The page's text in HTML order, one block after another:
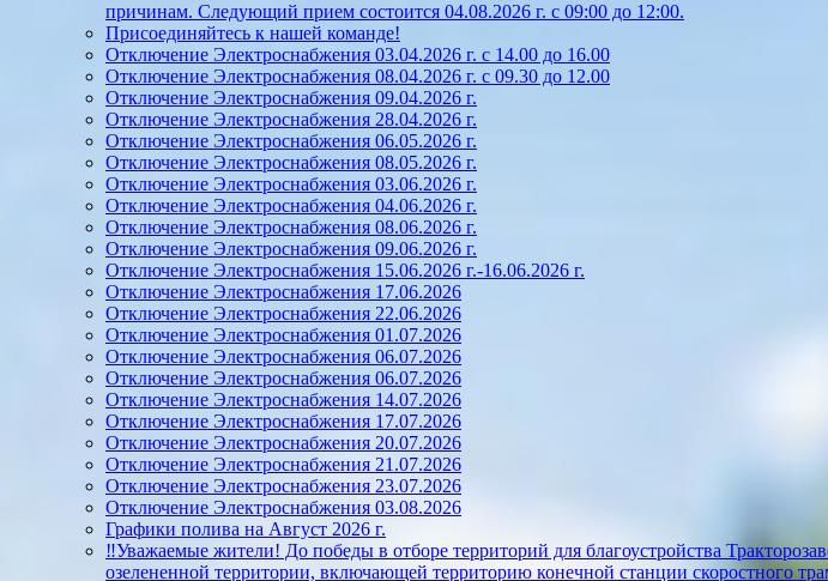
причинам. Следующий прием состоится 04.08.2026 г. с 09:00 до 12:00.
Присоединяйтесь к нашей команде!
Отключение Электроснабжения 03.04.2026 г. с 14.00 до 16.00
Отключение Электроснабжения 08.04.2026 г. с 09.30 до 12.00
Отключение Электроснабжения 09.04.2026 г.
Отключение Электроснабжения 28.04.2026 г.
Отключение Электроснабжения 06.05.2026 г.
Отключение Электроснабжения 08.05.2026 г.
Отключение Электроснабжения 03.06.2026 г.
Отключение Электроснабжения 04.06.2026 г.
Отключение Электроснабжения 08.06.2026 г.
Отключение Электроснабжения 09.06.2026 г.
Отключение Электроснабжения 15.06.2026 г.-16.06.2026 г.
Отключение Электроснабжения 17.06.2026
Отключение Электроснабжения 22.06.2026
Отключение Электроснабжения 01.07.2026
Отключение Электроснабжения 06.07.2026
Отключение Электроснабжения 06.07.2026
Отключение Электроснабжения 14.07.2026
Отключение Электроснабжения 17.07.2026
Отключение Электроснабжения 20.07.2026
Отключение Электроснабжения 21.07.2026
Отключение Электроснабжения 23.07.2026
Отключение Электроснабжения 03.08.2026
Графики полива на Август 2026 г.
‼️Уважаемые жители! До победы в отборе территорий для благоустройства
озелененной территории, включающей территорию конечной станции скоростного